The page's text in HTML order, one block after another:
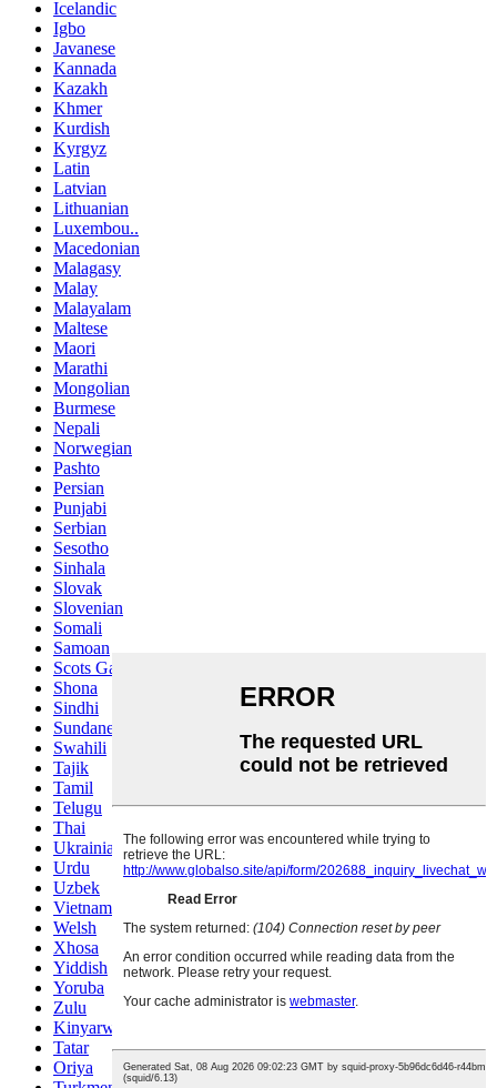
Icelandic
Igbo
Javanese
Kannada
Kazakh
Khmer
Kurdish
Kyrgyz
Latin
Latvian
Lithuanian
Luxembou..
Macedonian
Malagasy
Malay
Malayalam
Maltese
Maori
Marathi
Mongolian
Burmese
Nepali
Norwegian
Pashto
Persian
Punjabi
Serbian
Sesotho
Sinhala
Slovak
Slovenian
Somali
Samoan
Scots Gaelic
Shona
Sindhi
Sundanese
Swahili
Tajik
Tamil
Telugu
Thai
Ukrainian
Urdu
Uzbek
Vietnamese
Welsh
Xhosa
Yiddish
Yoruba
Zulu
Kinyarwanda
Tatar
Oriya